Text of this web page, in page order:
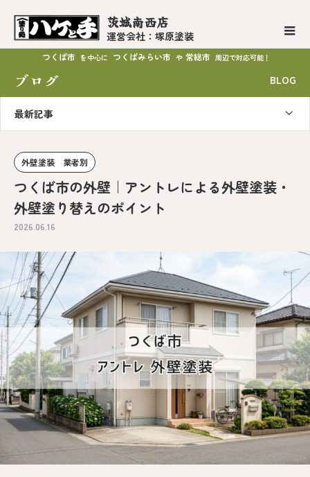
茨城南西店
運営会社：塚原塗装
つくば市 を中心に つくばみらい市 や 常総市 周辺で対応可能！
ブログ BLOG
最新記事
外壁塗装 業者別
つくば市の外壁｜アントレによる外壁塗装・
外壁塗り替えのポイント
2026.06.16